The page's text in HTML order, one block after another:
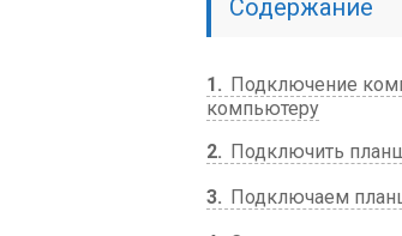
Содержание
1
Подключение
компьютеру
2
Подключить
3
Подключаем